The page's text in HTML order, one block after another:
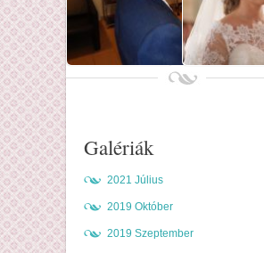
Galériák
2021 Július
2019 Október
2019 Szeptember